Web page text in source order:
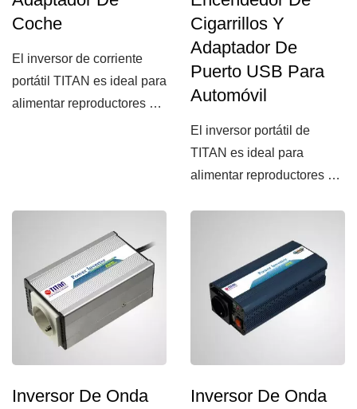
Coche
El inversor de corriente
portátil TITAN es ideal para
alimentar reproductores de
Cigarrillos Y
Adaptador De
Puerto USB Para
Automóvil
El inversor portátil de
TITAN es ideal para
alimentar reproductores de
Inversor De Onda
Inversor De Onda